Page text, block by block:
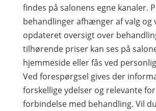
findes på salonens egne kanaler.
behandlinger afhænger af valg og
opdateret oversigt over
tilhørende priser kan ses på
hjemmeside eller fås ved
Ved forespørgsel gives der
forskellige ydelser og relevante
forbindelse med behandling. Vil